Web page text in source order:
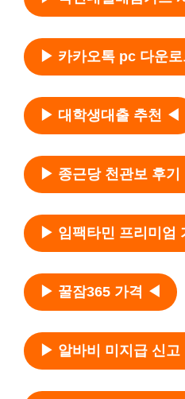
▶ 카카오톡 pc 다운
▶ 대학생대출 추천 ◀
▶ 종근당 천관보 후
▶ 임팩타민 프리미엄
▶ 꿀잠365 가격 ◀
▶ 알바비 미지급 신